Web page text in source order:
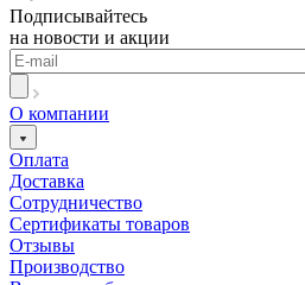
Подписывайтесь
на новости и акции
О компании
Оплата
Доставка
Сотрудничество
Сертификаты товаров
Отзывы
Производство